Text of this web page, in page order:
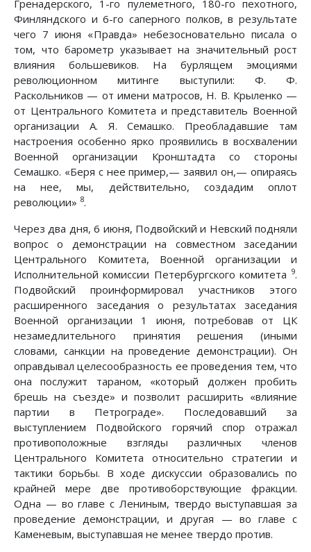
Гренадерского, 1-го пулеметного, 180-го пехотного,
Финляндского и 6-го саперного полков, в результате
чего 7 июня «Правда» небезосновательно писала о
том, что барометр указывает на значительный рост
влияния большевиков. На бурлящем эмоциями
революционном митинге выступили: Ф. Ф.
Раскольников — от имени матросов, Н. В. Крыленко —
от Центрального Комитета и представитель Военной
организации А. Я. Семашко. Преобладавшие там
настроения особенно ярко проявились в восхвалении
Военной организации Кронштадта со стороны
Семашко. «Беря с нее пример,— заявил он,— опираясь
на нее, мы, действительно, создадим оплот
революции» 8.
Через два дня, 6 июня, Подвойский и Невский подняли
вопрос о демонстрации на совместном заседании
Центрального Комитета, Военной организации и
Исполнительной комиссии Петербургского комитета 9.
Подвойский проинформировал участников этого
расширенного заседания о результатах заседания
Военной организации 1 июня, потребовав от ЦК
незамедлительного принятия решения (иными
словами, санкции на проведение демонстрации). Он
оправдывал целесообразность ее проведения тем, что
она послужит тараном, «который должен пробить
брешь на съезде» и позволит расширить «влияние
партии в Петрограде». Последовавший за
выступлением Подвойского горячий спор отражал
противоположные взгляды различных членов
Центрального Комитета относительно стратегии и
тактики борьбы. В ходе дискуссии образовались по
крайней мере две противоборствующие фракции.
Одна — во главе с Лениным, твердо выступавшая за
проведение демонстрации, и другая — во главе с
Каменевым, выступавшая не менее твердо против.